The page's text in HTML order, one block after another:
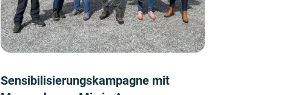
Sensibilisierungskampagne mit